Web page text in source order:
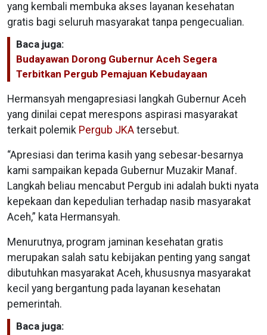
yang kembali membuka akses layanan kesehatan
gratis bagi seluruh masyarakat tanpa pengecualian.
Baca juga:
Budayawan Dorong Gubernur Aceh Segera
Terbitkan Pergub Pemajuan Kebudayaan
Hermansyah mengapresiasi langkah Gubernur Aceh
yang dinilai cepat merespons aspirasi masyarakat
terkait polemik Pergub JKA tersebut.
“Apresiasi dan terima kasih yang sebesar-besarnya
kami sampaikan kepada Gubernur Muzakir Manaf.
Langkah beliau mencabut Pergub ini adalah bukti nyata
kepekaan dan kepedulian terhadap nasib masyarakat
Aceh,” kata Hermansyah.
Menurutnya, program jaminan kesehatan gratis
merupakan salah satu kebijakan penting yang sangat
dibutuhkan masyarakat Aceh, khususnya masyarakat
kecil yang bergantung pada layanan kesehatan
pemerintah.
Baca juga: